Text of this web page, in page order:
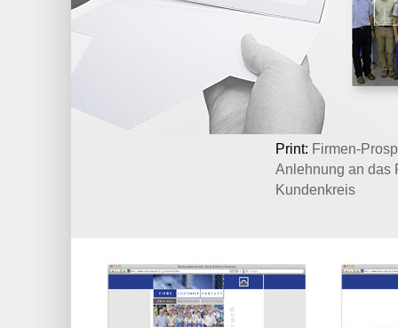
Print: Firmen-
Anlehnung an das
Kundenkreis